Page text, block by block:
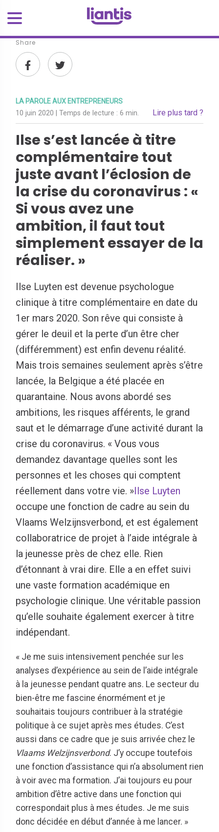
Share
LA PAROLE AUX ENTREPRENEURS
10 juin 2020 | Temps de lecture : 6 min. Lire plus tard ?
Ilse s’est lancée à titre
complémentaire tout
juste avant l’éclosion de
la crise du coronavirus : «
Si vous avez une
ambition, il faut tout
simplement essayer de la
réaliser. »
Ilse Luyten est devenue psychologue
clinique à titre complémentaire en date du
1er mars 2020. Son rêve qui consiste à
gérer le deuil et la perte d’un être cher
(différemment) est enfin devenu réalité.
Mais trois semaines seulement après s’être
lancée, la Belgique a été placée en
quarantaine. Nous avons abordé ses
ambitions, les risques afférents, le grand
saut et le démarrage d’une activité durant la
crise du coronavirus. « Vous vous
demandez davantage quelles sont les
personnes et les choses qui comptent
réellement dans votre vie. »Ilse Luyten
occupe une fonction de cadre au sein du
Vlaams Welzijnsverbond, et est également
collaboratrice de projet à l’aide intégrale à
la jeunesse près de chez elle. Rien
d’étonnant à vrai dire. Elle a en effet suivi
une vaste formation académique en
psychologie clinique. Une véritable passion
qu’elle souhaite également exercer à titre
indépendant.
« Je me suis intensivement penchée sur les
analyses d’expérience au sein de l’aide intégrale
à la jeunesse pendant quatre ans. Le secteur du
bien-être me fascine énormément et je
souhaitais toujours contribuer à la stratégie
politique à ce sujet après mes études. C’est
aussi dans ce cadre que je suis arrivée chez le
Vlaams Welzijnsverbond. J’y occupe toutefois
une fonction d’assistance qui n’a absolument rien
à voir avec ma formation. J’ai toujours eu pour
ambition d’être active dans une fonction qui
correspondait plus à mes études. Je me suis
donc décidée en début d’année à me lancer. »